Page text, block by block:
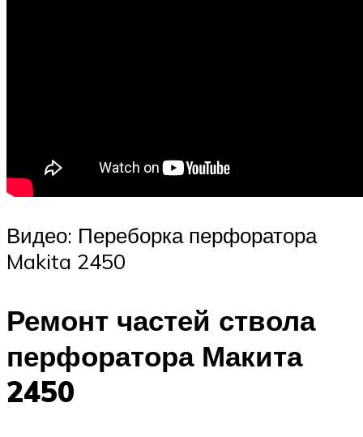
Видео: Переборка перфоратора
Makita 2450
Ремонт частей ствола
перфоратора Макита
2450